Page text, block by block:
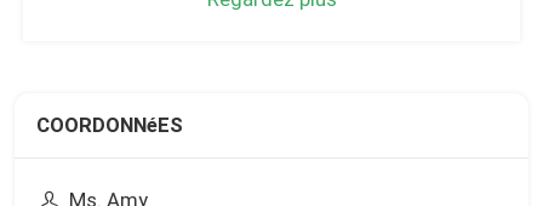
COORDONNéES
Ms. Amy